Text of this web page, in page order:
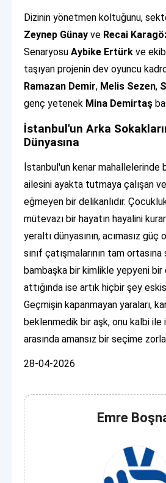
Dizinin yönetmen koltuğunu,
Zeynep Günay ve Recai
SenaryosuAybike Ertürk ve
taşıyan projenin dev oyuncu
Ramazan Demir, Melis Sezen,
genç yetenek Mina Demirtaş
İstanbul'un Arka
Dünyasına
İstanbul'un kenar mahallelerinde
ailesini ayakta tutmaya çalışan
eğmeyen bir delikanlıdır.
mütevazı bir hayatın hayalini
yeraltı dünyasının, acımasız güç
sınıf çatışmalarının tam
bambaşka bir kimlikle yepyeni bir
attığında ise artık hiçbir şey
Geçmişin kapanmayan yaraları,
beklenmedik bir aşk, onu kalbi ile
arasında amansız bir seçime
28-04-2026
Emre